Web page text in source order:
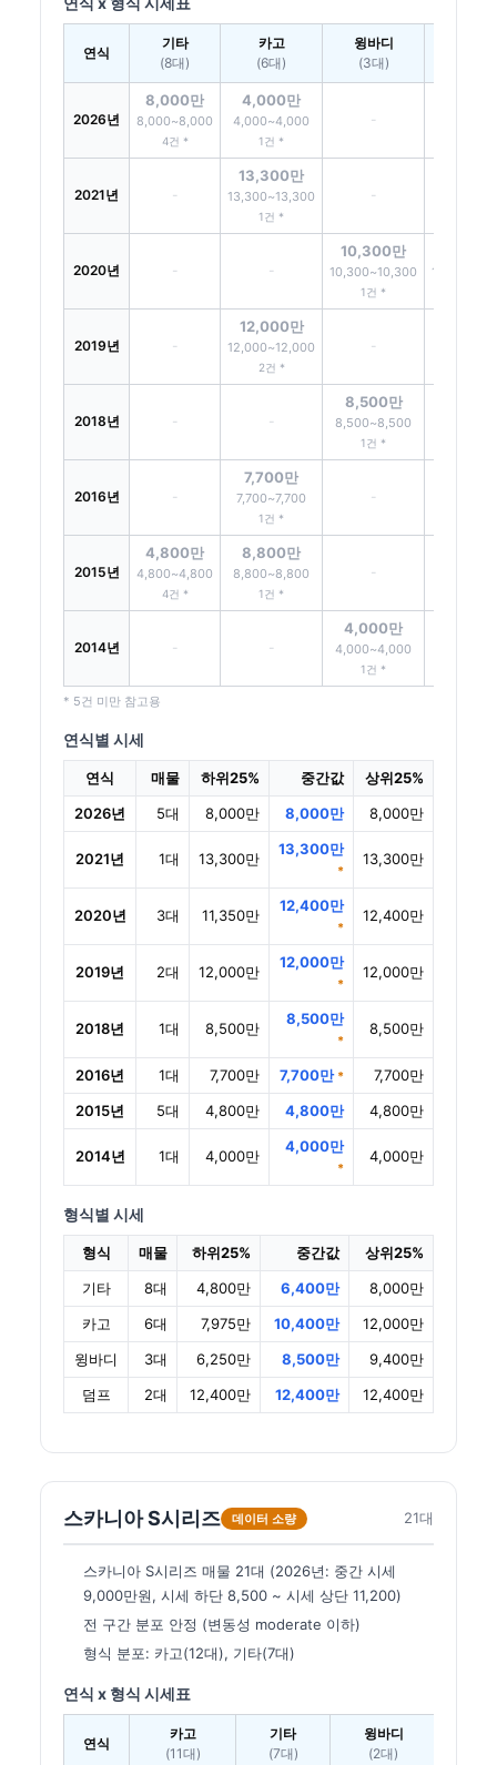
연식
기타
(8대)
카고
(6대)
윙바디
(3대)
2026년
8,000만
8,000~8,000
4건 *
4,000만
4,000~4,000
1건 *
-
2021년 -
13,300만
13,300~13,300
1건 *
-
2020년 - -
10,300만
10,300~10,300
1건 *
2019년 -
12,000만
12,000~12,000
2건 *
-
2018년 - -
8,500만
8,500~8,500
1건 *
2016년 -
7,700만
7,700~7,700
1건 *
-
2015년
4,800만
4,800~4,800
4건 *
8,800만
8,800~8,800
1건 *
-
2014년 - -
4,000만
4,000~4,000
1건 *
* 5건 미만 참고용
연식별 시세
연식 매물 하위25% 중간값
상위25%
2026년
5대 8,000만 8,000만 8,000만
2021년 1대 13,300만
13,300만
*
13,300만
2020년 3대 11,350만
12,400만
*
12,400만
2019년 2대 12,000만
12,000만
*
12,000만
2018년 1대 8,500만
8,500만
*
8,500만
2016년 1대 7,700만 7,700만 *
7,700만
2015년
5대 4,800만 4,800만 4,800만
2014년 1대 4,000만
4,000만
*
4,000만
형식별 시세
형식 매물 하위25% 중간값
상위25%
기타
8대 4,800만 6,400만
8,000만
카고
6대 7,975만 10,400만
12,000만
윙바디
3대 6,250만 8,500만
9,400만
덤프
2대 12,400만 12,400만 12,400만
스카니아 S시리즈 데이터 소량 21대
스카니아 S시리즈 매물 21대 (2026년: 중간 시세
9,000만원, 시세 하단 8,500 ~ 시세 상단 11,200)
전 구간 분포 안정 (변동성 moderate 이하)
형식 분포: 카고(12대), 기타(7대)
연식 x 형식 시세표
연식
카고
(11대)
기타
(7대)
윙바디
(2대)